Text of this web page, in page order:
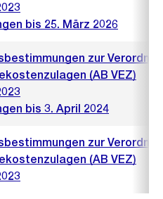
bis 25. März 2026
zur
(AB VEZ)
bis 3. April 2024
zur
(AB VEZ)